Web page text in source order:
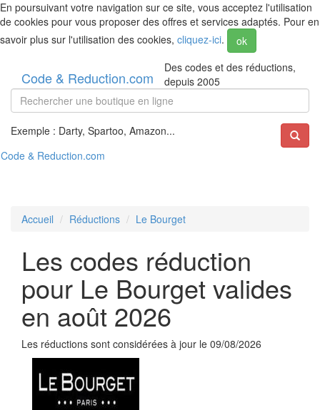
En poursuivant votre navigation sur ce site, vous acceptez l'utilisation
de cookies pour vous proposer des offres et services adaptés. Pour en
savoir plus sur l'utilisation des cookies, cliquez-ici. ok
Code & Reduction.com
Des codes et des réductions,
depuis 2005
Exemple : Darty, Spartoo, Amazon...
Code & Reduction.com
Accueil Réductions Le Bourget
Les codes réduction
pour Le Bourget valides
en août 2026
Les réductions sont considérées à jour le 09/08/2026